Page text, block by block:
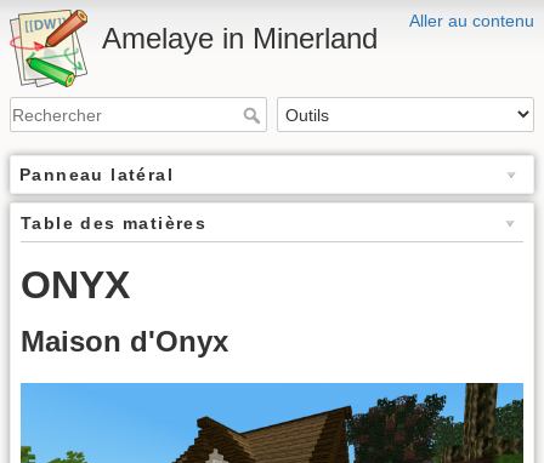
Aller au contenu
Amelaye in Minerland
Panneau latéral
Table des matières
ONYX
Maison d'Onyx